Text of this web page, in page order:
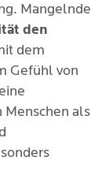
Mangelnde
den
dem
Gefühl von
Menschen als